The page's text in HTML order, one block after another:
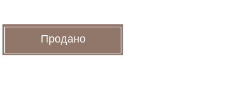
Продано